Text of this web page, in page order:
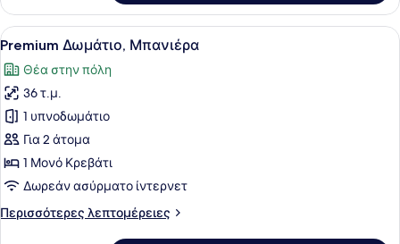
στην
Πόλη
Δωμάτιο,
King
Μη
Καπνιστών,
Θέα
στην
Πόλη
Προβολή
όλων
των
φωτογραφιών
για
Premium
Δωμάτιο,
Μπανιέρα
Ένα δωμάτιο ξενοδοχείου με
8
Premium Δωμάτιο, Μπανιέρα
Θέα στην πόλη
36 τ.μ.
1 υπνοδωμάτιο
Για 2 άτομα
1 Μονό Κρεβάτι
Δωρεάν ασύρματο ίντερνετ
Περισσότερες λεπτομέρειες
Περισσότερες